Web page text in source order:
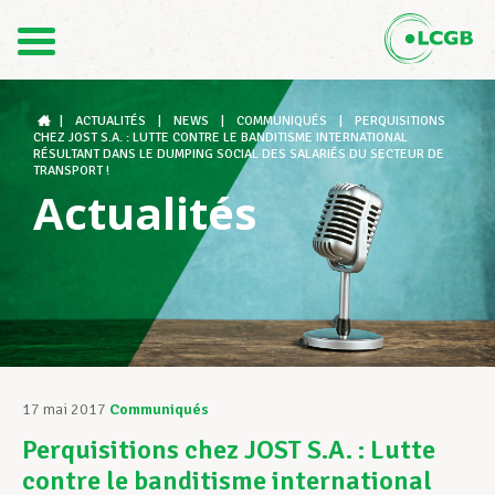
DE
Le LCGB
Structures syndicales
Assistance au Travail
Vos droits
ACTUALITÉS NEWS COMMUNIQUÉS
PERQUISITIONS
CHEZ JOST S.A. : LUTTE CONTRE LE BANDITISME INTERNATIONAL
RÉSULTANT DANS LE DUMPING SOCIAL DES SALARIÉS DU SECTEUR DE
TRANSPORT !
Actualités
17 mai 2017 Communiqués
Perquisitions chez JOST S.A. : Lutte
contre le banditisme international